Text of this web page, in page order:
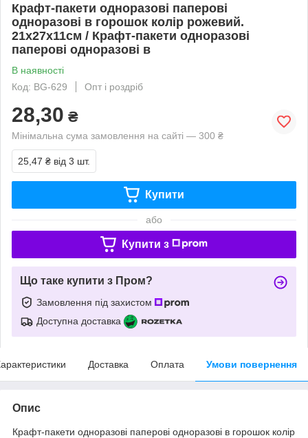
Крафт-пакети одноразові паперові
одноразові в горошок колір рожевий.
21х27х11см / Крафт-пакети одноразові
паперові одноразові в
В наявності
Код: BG-629
Опт і роздріб
28,30 ₴
Мінімальна сума замовлення на сайті — 300 ₴
25,47 ₴ від 3 шт.
Купити
або
Купити з
Що таке купити з Пром?
Замовлення під захистом
Доступна доставка
Доставка Оплата Умови повернення
Опис
Крафт-пакети одноразові паперові одноразові в горошок колір